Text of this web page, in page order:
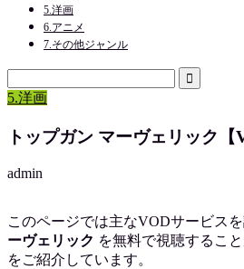
5.洋画
6.アニメ
7.その他ジャンル
5.洋画
トップガン マーヴェリック【
admin
このページでは主なVODサービスを
ーヴェリック を無料で視聴するこ
をご紹介しています。